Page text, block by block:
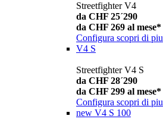
Streetfighter V4
da CHF 25´290
da CHF 269 al mese*
Configura scopri di piu
V4 S
Streetfighter V4 S
da CHF 28´290
da CHF 299 al mese*
Configura scopri di piu
new V4 S 100